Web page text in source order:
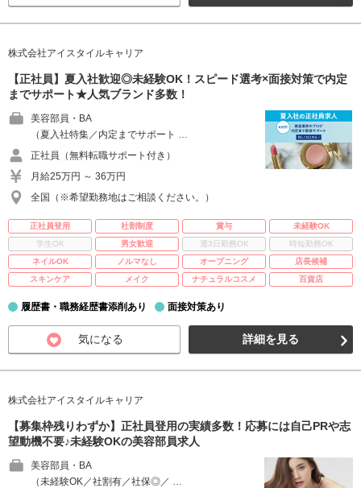
株式会社アイスタイルキャリア
【正社員】夏入社歓迎◎未経験OK！スピード選考×面接対策で内定
までサポート★人気ブランド多数！
美容部員・BA
（夏入社特集／内定までサポート …
正社員（無料転職サポート付き）
月給25万円 ～ 36万円
全国（※希望勤務地はご相談ください。）
正社員登用 社割制度 賞与
未経験OK
学生OK
男女歓迎 週3日勤務OK
時短勤務OK
ネイルOK
ノルマなし オープニング
店長候補
スキンケア
メイク ナチュラルコスメ 百貨店
履歴書・職務経歴書添削あり 面接対策あり
気になる 詳細を見る
株式会社アイスタイルキャリア
【募集枠残りわずか】正社員登用の実績多数！応募には自己PRや志
望動機不要♪未経験OKの美容部員求人
美容部員・BA
（未経験OK／社割有／社保◎／ …